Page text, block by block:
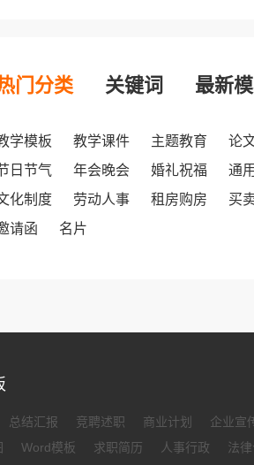
门分类 关键词 最新
学模板 教学课件 主题教育
论
日节气
年会晚会 婚礼祝福
通
化制度
劳动人事 租房购房
买
请函
名片
总结汇报 竞聘述职 商业计划
企业宣
Word模板 求职简历 人事行政
法